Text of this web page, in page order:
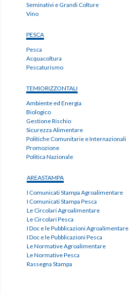
Seminativi e Grandi Colture
Vino
PESCA
Pesca
Acquacoltura
Pescaturismo
TEMIORIZZONTALI
Ambiente ed Energia
Biologico
Gestione Rischio
Sicurezza Alimentare
Politiche Comunitarie e Internazionali
Promozione
Politica Nazionale
AREASTAMPA
I Comunicati Stampa Agroalimentare
I Comunicati Stampa Pesca
Le Circolari Agroalimentare
Le Circolari Pesca
I Doc e le Pubblicazioni Agroalimentare
I Doc e le Pubblicazioni Pesca
Le Normative Agroalimentare
Le Normative Pesca
Rassegna Stampa